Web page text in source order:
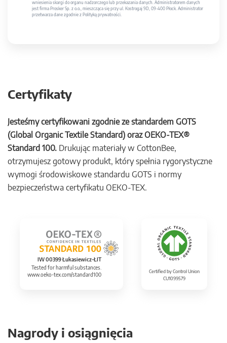
wniesienia skargi do organu nadzorczego lub przekazania danych. Administratorem danych
jest firma Prosker Sp. z o.o., mieszcząca się przy ul. Kostrogaj 9D, 09-400 Płock. Administrator
przetwarza dane zgodnie z Polityką prywatności.
Certyfikaty
Jesteśmy certyfikowani zgodnie ze standardem GOTS
(Global Organic Textile Standard) oraz OEKO-TEX®
Standard 100. Drukując materiały w CottonBee,
otrzymujesz gotowy produkt, który spełnia rygorystyczne
wymogi środowiskowe standardu GOTS i normy
bezpieczeństwa certyfikatu OEKO-TEX.
IW 00399 Łukasiewicz-ŁIT
Tested for harmful substances.
www.oeko-tex.com/standard100
Certified by Control Union
CU1099579
Nagrody i osiągnięcia